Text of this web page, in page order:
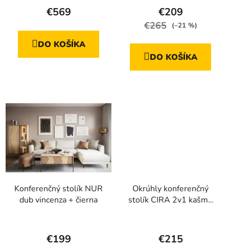
€569
DO KOŠÍKA
hodnotenie
produktu
z
€209
€265 (–21 %)
DO KOŠÍKA
Konferenčný stolík NUR
dub vincenza + čierna
hodnotenie
€199
Okrúhly konferenčný
stolík CIRA 2v1 kašmír
hodnotenie
€215